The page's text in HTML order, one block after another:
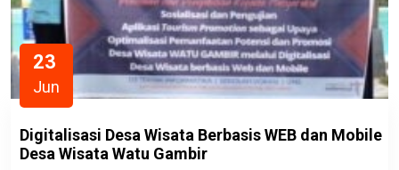
23
Jun
Digitalisasi Desa Wisata Berbasis WEB dan Mobile
Desa Wisata Watu Gambir